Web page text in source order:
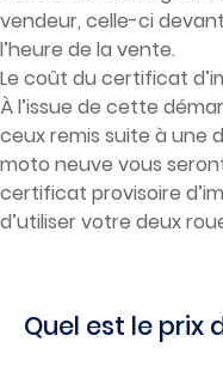
vendeur, celle-ci
l’heure de la vente.
Le coût du certificat
À l’issue de cette
ceux remis suite à une
moto neuve vous
certificat provisoire
d’utiliser votre deux
Quel est le prix